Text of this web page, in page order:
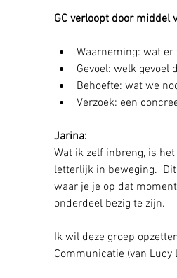
GC verloopt door middel
Waarneming: wat
Gevoel: welk gevoel
Behoefte: wat we
Verzoek: een
Jarina:
Wat ik zelf inbreng, is
letterlijk in beweging.
waar je je op dat
onderdeel bezig te zijn.
Ik wil deze groep
Communicatie (van Lucy